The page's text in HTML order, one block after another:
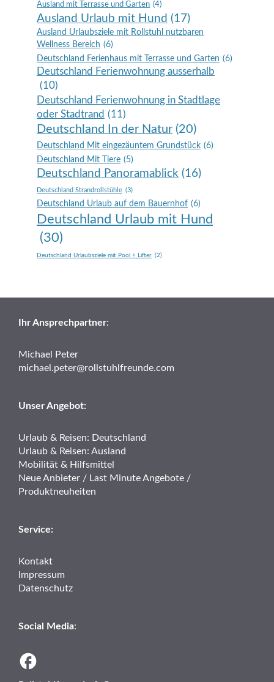
Ausland mit Terrasse und Garten (4)
Ausland Urlaub mit Hund (17)
Ausland Urlaubsziele mit Rollstuhl nutzbaren
Wellness Bereich (6)
Deutschland Ferienhaus mit Terrasse und Garten (6)
Deutschland Ferienwohnung ausserhalb
(10)
Deutschland Ferienwohnung in Stadtlage
oder Stadtrand (11)
Deutschland In der Natur (20)
Deutschland Mit eingezäuntem Grundstück (6)
Deutschland Mit Tiere (5)
Deutschland Panoramablick (16)
Deutschland Strandrollstühle (3)
Deutschland Urlaub auf dem Bauernhof (6)
Deutschland Urlaub mit Hund
(30)
Deutschland Urlaubsziele mit Pool + Lifter (2)
Ihr Ansprechpartner:
Michael Peter
michael.peter@rollstuhlfreunde.com
Unser Angebot:
Urlaub & Reisen: Deutschland
Urlaub & Reisen: Ausland
Mobilität & Hilfsmittel
Neue Anbieter / Last Minute Angebote /
Produktneuheiten
Service:
Kontakt
Impressum
Datenschutz
Social Media: